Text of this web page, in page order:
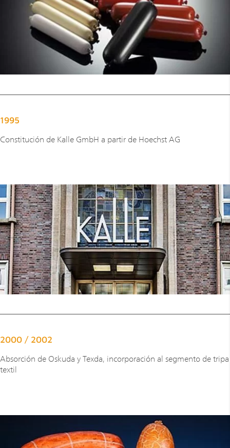
1995
Constitución de Kalle GmbH a partir de Hoechst AG
2000 / 2002
Absorción de Oskuda y Texda, incorporación al segmento de tripa
textil